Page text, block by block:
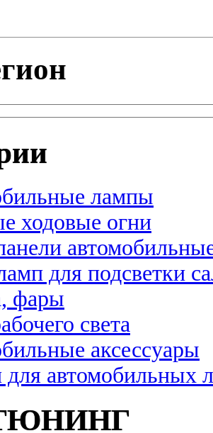
лампы
ходовые огни
для подсветки
фары
света
аксессуары
автомобильных